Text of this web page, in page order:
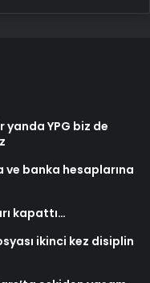
yanda YPG biz de
ve banka hesaplarına
kapattı…
ikinci kez disiplin